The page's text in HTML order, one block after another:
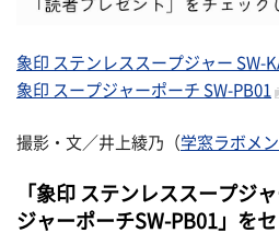
象印 ステンレススープジャー SW-
象印 スープジャーポーチ SW-PB01
撮影・文／井上綾乃（学窓ラボメ
「象印 ステンレススープジ
ジャーポーチSW-PB01」を